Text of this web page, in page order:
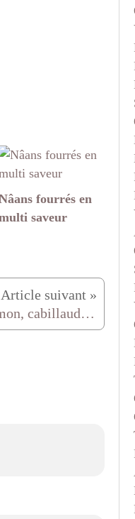
fourrés en
saveur
Ballotines de saumon, cabillaud et épinards (cuisson vapeur)